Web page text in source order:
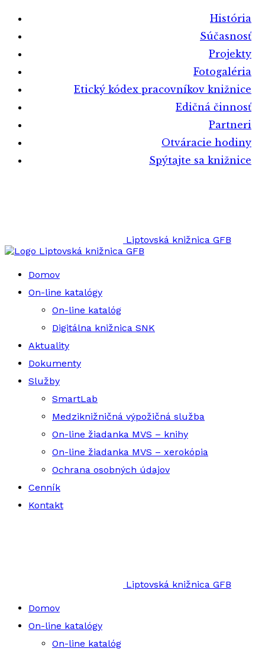
História
Súčasnosť
Projekty
Fotogaléria
Etický kódex pracovníkov knižnice
Edičná činnosť
Partneri
Otváracie hodiny
Spýtajte sa knižnice
Liptovská knižnica GFB
Liptovská knižnica GFB
Domov
On-line katalógy
On-line katalóg
Digitálna knižnica SNK
Aktuality
Dokumenty
Služby
SmartLab
Medziknižničná výpožičná služba
On-line žiadanka MVS – knihy
On-line žiadanka MVS – xerokópia
Ochrana osobných údajov
Cenník
Kontakt
Liptovská knižnica GFB
Domov
On-line katalógy
On-line katalóg